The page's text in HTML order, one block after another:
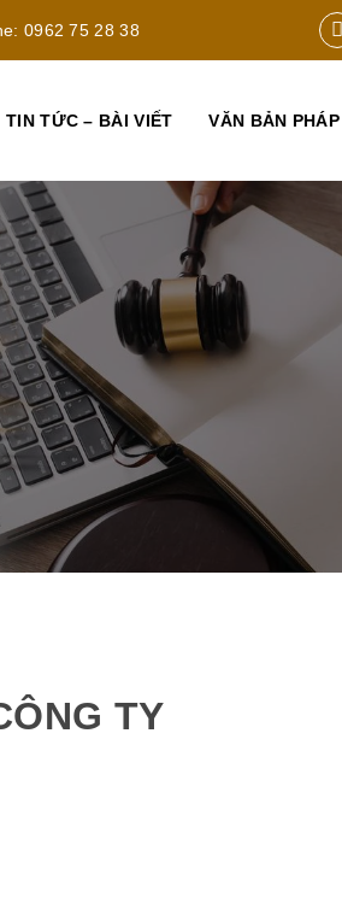
0962 75 28 38
TIN TỨC – BÀI VIẾT VĂN BẢN
TY